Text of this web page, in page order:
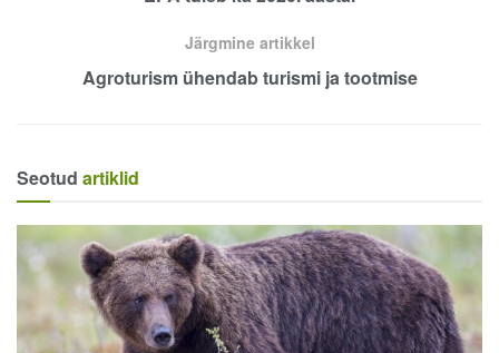
Järgmine artikkel
Agroturism ühendab turismi ja tootmise
Seotud artiklid